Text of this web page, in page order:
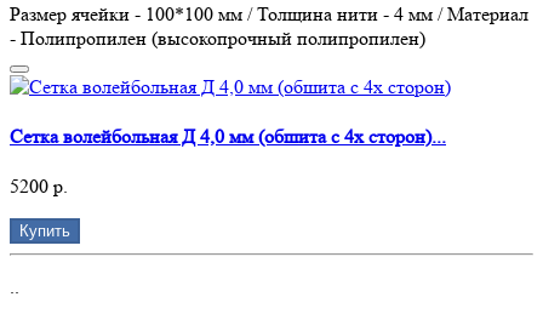
Размер ячейки - 100*100 мм / Толщина нити - 4 мм / Материал
- Полипропилен (высокопрочный полипропилен)
Сетка волейбольная Д 4,0 мм (обшита с 4х сторон)...
5200 р.
Купить
..